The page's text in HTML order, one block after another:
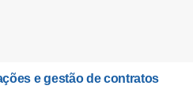
e gestão de contratos